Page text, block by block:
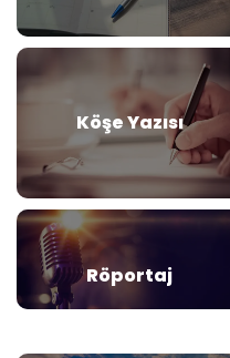
Köşe Yazısı
Röportaj